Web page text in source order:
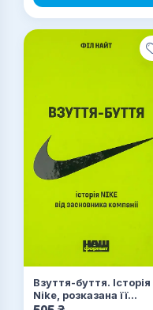
Взуття-буття. Історія
Nike, розказана її